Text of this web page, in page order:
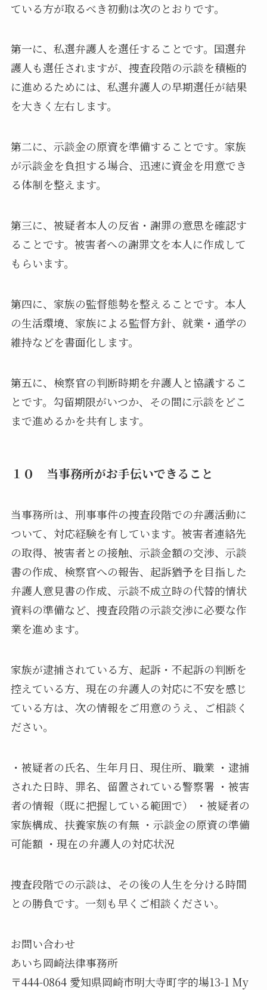
ている方が取るべき初動は次のとおりです。
第一に、私選弁護人を選任することです。国選弁
護人も選任されますが、捜査段階の示談を積極的
に進めるためには、私選弁護人の早期選任が結果
を大きく左右します。
第二に、示談金の原資を準備することです。家族
が示談金を負担する場合、迅速に資金を用意でき
る体制を整えます。
第三に、被疑者本人の反省・謝罪の意思を確認す
ることです。被害者への謝罪文を本人に作成して
もらいます。
第四に、家族の監督態勢を整えることです。本人
の生活環境、家族による監督方針、就業・通学の
維持などを書面化します。
第五に、検察官の判断時期を弁護人と協議するこ
とです。勾留期限がいつか、その間に示談をどこ
まで進めるかを共有します。
１０ 当事務所がお手伝いできること
当事務所は、刑事事件の捜査段階での弁護活動に
ついて、対応経験を有しています。被害者連絡先
の取得、被害者との接触、示談金額の交渉、示談
書の作成、検察官への報告、起訴猶予を目指した
弁護人意見書の作成、示談不成立時の代替的情状
資料の準備など、捜査段階の示談交渉に必要な作
業を進めます。
家族が逮捕されている方、起訴・不起訴の判断を
控えている方、現在の弁護人の対応に不安を感じ
ている方は、次の情報をご用意のうえ、ご相談く
ださい。
・被疑者の氏名、生年月日、現住所、職業 ・逮捕
された日時、罪名、留置されている警察署 ・被害
者の情報（既に把握している範囲で） ・被疑者の
家族構成、扶養家族の有無 ・示談金の原資の準備
可能額 ・現在の弁護人の対応状況
捜査段階での示談は、その後の人生を分ける時間
との勝負です。一刻も早くご相談ください。
お問い合わせ
あいち岡崎法律事務所
〒444-0864 愛知県岡崎市明大寺町字的場13-1 My